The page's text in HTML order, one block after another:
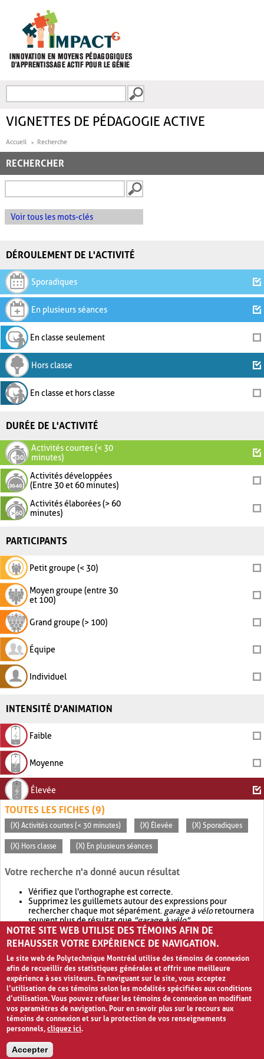
FORMULAIRE DE
VIGNETTES DE PÉDAGOGIE ACTIVE
Accueil Recherche
RECHERCHER
Voir tous les mots-clés
DÉROULEMENT DE L'ACTIVITÉ
Sporadiques
En plusieurs séances
En classe seulement
Hors classe
En classe et hors classe
DURÉE DE L'ACTIVITÉ
Activités courtes (< 30
minutes)
Activités développées
(Entre 30 et 60 minutes)
Activités élaborées (> 60
minutes)
PARTICIPANTS
Petit groupe (< 30)
Moyen groupe (entre 30
et 100)
Grand groupe (> 100)
Équipe
Individuel
INTENSITÉ D'ANIMATION
Faible
Moyenne
Élevée
TOUTES LES FICHES (9)
(X) Activités courtes (< 30 minutes) (X) Élevée (X) Sporadiques
(X) Hors classe (X) En plusieurs séances
Votre recherche n'a donné aucun résultat
Vérifiez que l'orthographe est correcte.
Supprimez les guillemets autour des expressions pour
rechercher chaque mot séparément. garage à véloretournera
souvent plus de résultat que"garage à vélo".
Envisagez d'élargir votre recherche avec OR.garage OR vélo
retournera souvent plus de résultat quegarage à vélo
NOTRE SITE WEB UTILISE DES TÉMOINS AFIN DE
REHAUSSER VOTRE EXPÉRIENCE DE NAVIGATION.
Le site web de Polytechnique Montréal utilise des témoins de connexion
afin de recueillir des statistiques générales et offrir une meilleure
expérience à ses visiteurs. En naviguant sur le site, vous acceptez
l’utilisation de ces témoins selon les modalités spécifiées aux conditions
d’utilisation. Vous pouvez refuser les témoins de connexion en modifiant
vos paramètres de navigation. Pour en savoir plus sur le recours aux
témoins de connexion et sur la protection de vos renseignements
personnels,cliquez ici.
Accepter